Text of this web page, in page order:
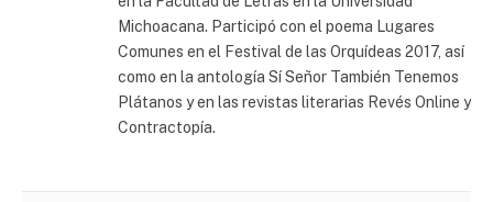
Michoacana. Participó con el poema Lugares
Comunes en el Festival de las Orquídeas 2017, así
como en la antología Sí Señor También Tenemos
Plátanos y en las revistas literarias Revés Online y
Contractopía.